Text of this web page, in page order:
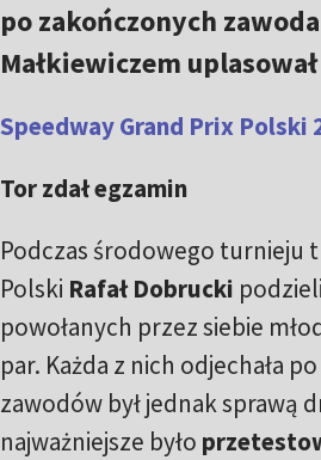
po zakończonych
Małkiewiczem
Speedway Grand Prix Polski
Tor zdał egzamin
Podczas środowego turnieju
Polski Rafał Dobrucki
powołanych przez siebie
par. Każda z nich odjechała
zawodów był jednak sprawą
najważniejsze było